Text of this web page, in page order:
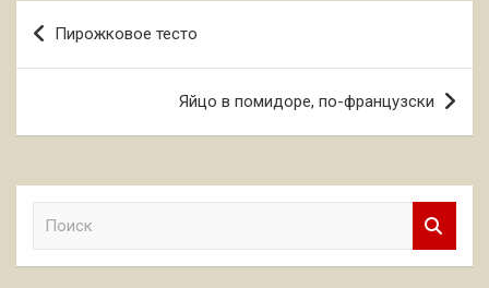
Навигация
по
Пирожковое тесто
Яйцо в помидоре, по-французски